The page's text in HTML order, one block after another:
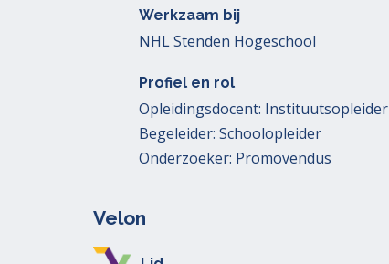
Werkzaam bij
NHL Stenden Hogeschool
Profiel en rol
Opleidingsdocent: Instituutsopleider
Begeleider: Schoolopleider
Onderzoeker: Promovendus
Velon